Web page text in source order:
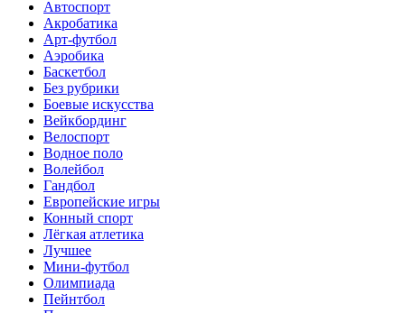
Автоспорт
Акробатика
Арт-футбол
Аэробика
Баскетбол
Без рубрики
Боевые искусства
Вейкбординг
Велоспорт
Водное поло
Волейбол
Гандбол
Европейские игры
Конный спорт
Лёгкая атлетика
Лучшее
Мини-футбол
Олимпиада
Пейнтбол